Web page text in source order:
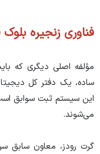
فناوری زنجیره
مؤلفه اصلی دیگری که
ساده، یک دفتر کل
این سیستم ثبت سوابق
می‌شوند.
گرت رودز، معاون سابق